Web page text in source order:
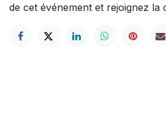
de cet événement et rejoignez la